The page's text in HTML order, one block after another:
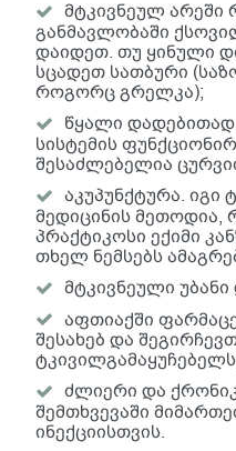
მტკივნეულ არეში
განმავლობაში
დაიდეთ. თუ ყინული
სცადეთ სათბური
როგორც გრელკა);
წყალი დადებითად
სისტემის
შესაძლებელია
აკუპუნქტურა. იგი
მედიცინის
პრაქტიკოსი ექიმი
თხელ ნემსებს
მტკივნეული უბანი
აფთიაქში
შესახებ და
ძლიერი და
შემთხვევაში
ინექციისთვის.